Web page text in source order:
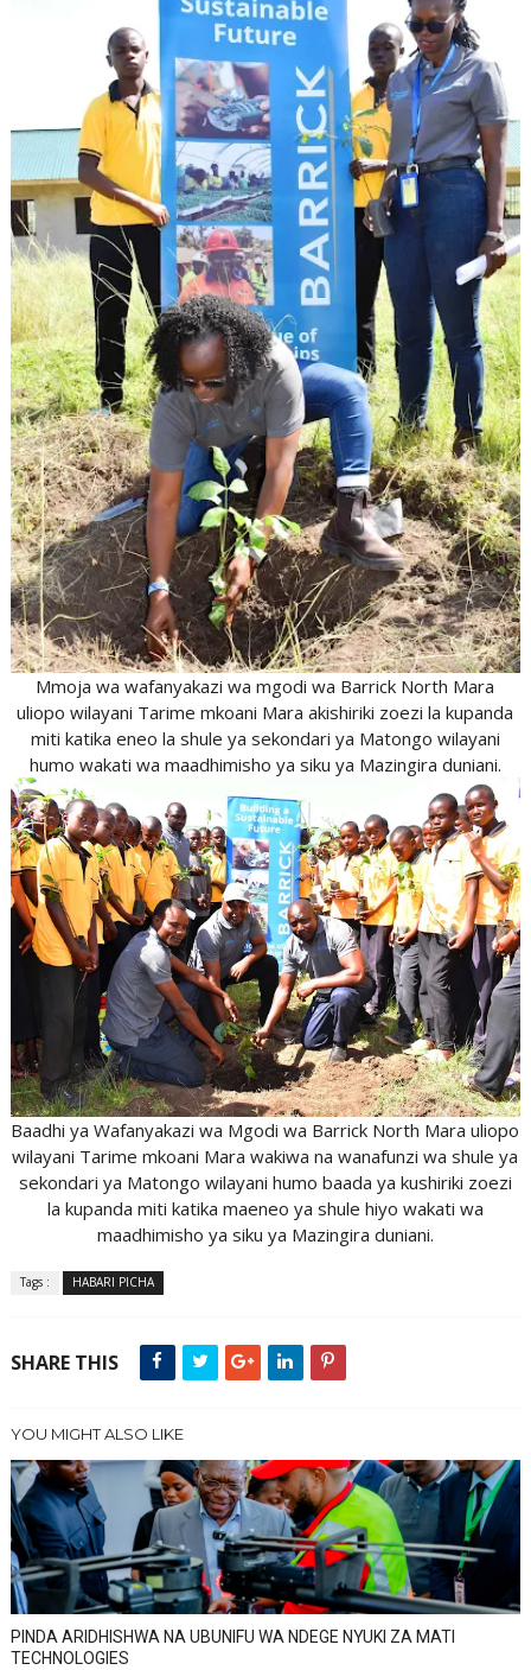
Mmoja wa wafanyakazi wa mgodi wa Barrick North Mara
uliopo wilayani Tarime mkoani Mara akishiriki zoezi la kupanda
miti katika eneo la shule ya sekondari ya Matongo wilayani
humo wakati wa maadhimisho ya siku ya Mazingira duniani.
Baadhi ya Wafanyakazi wa Mgodi wa Barrick North Mara uliopo
wilayani Tarime mkoani Mara wakiwa na wanafunzi wa shule ya
sekondari ya Matongo wilayani humo baada ya kushiriki zoezi
la kupanda miti katika maeneo ya shule hiyo wakati wa
maadhimisho ya siku ya Mazingira duniani.
Tags : HABARI PICHA
SHARE THIS
YOU MIGHT ALSO LIKE
PINDA ARIDHISHWA NA UBUNIFU WA NDEGE NYUKI ZA MATI
TECHNOLOGIES